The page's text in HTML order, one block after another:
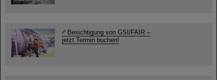
Besichtigung von GSI/FAIR –
jetzt Termin buchen!